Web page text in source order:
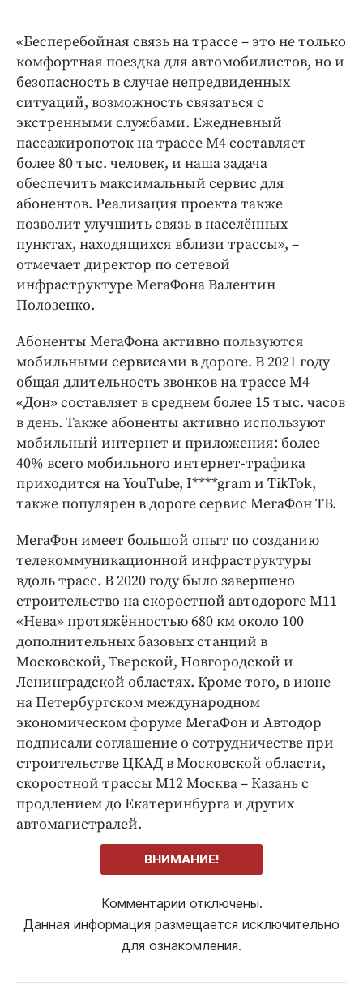
«Бесперебойная связь на трассе – это не только
комфортная поездка для автомобилистов, но и
безопасность в случае непредвиденных
ситуаций, возможность связаться с
экстренными службами. Ежедневный
пассажиропоток на трассе М4 составляет
более 80 тыс. человек, и наша задача
обеспечить максимальный сервис для
абонентов. Реализация проекта также
позволит улучшить связь в населённых
пунктах, находящихся вблизи трассы», –
отмечает директор по сетевой
инфраструктуре МегаФона Валентин
Полозенко.
Абоненты МегаФона активно пользуются
мобильными сервисами в дороге. В 2021 году
общая длительность звонков на трассе М4
«Дон» составляет в среднем более 15 тыс. часов
в день. Также абоненты активно используют
мобильный интернет и приложения: более
40% всего мобильного интернет-трафика
приходится на YouTube, I****gram и TikTok,
также популярен в дороге сервис МегаФон ТВ.
МегаФон имеет большой опыт по созданию
телекоммуникационной инфраструктуры
вдоль трасс. В 2020 году было завершено
строительство на скоростной автодороге М11
«Нева» протяжённостью 680 км около 100
дополнительных базовых станций в
Московской, Тверской, Новгородской и
Ленинградской областях. Кроме того, в июне
на Петербургском международном
экономическом форуме МегаФон и Автодор
подписали соглашение о сотрудничестве при
строительстве ЦКАД в Московской области,
скоростной трассы М12 Москва – Казань с
продлением до Екатеринбурга и других
автомагистралей.
ВНИМАНИЕ!
Комментарии отключены.
Данная информация размещается исключительно
для ознакомления.